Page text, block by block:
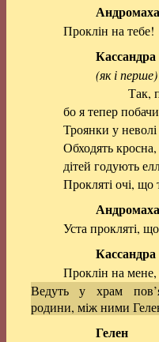
Андромаха
Проклін на тебе!
Кассандра
(як і перше)
Так,
бо я тепер
Троянки у неволі
Обходять
дітей годують
Прокляті очі, що
Андромаха
Уста прокляті,
Кассандра
Проклін на
Ведуть у храм
родини, між ними
Гелен